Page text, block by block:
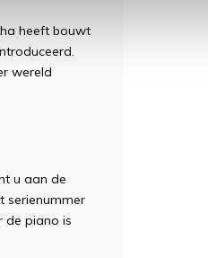
heeft bouwt
wereld
u aan de
serienummer
de piano is